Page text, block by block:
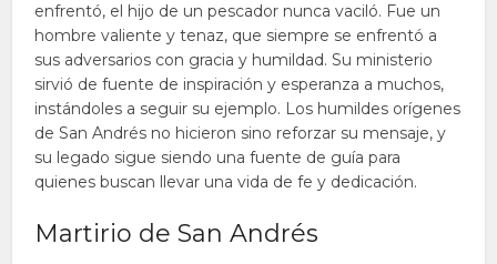
enfrentó, el hijo de un pescador nunca vaciló. Fue un
hombre valiente y tenaz, que siempre se enfrentó a
sus adversarios con gracia y humildad. Su ministerio
sirvió de fuente de inspiración y esperanza a muchos,
instándoles a seguir su ejemplo. Los humildes orígenes
de San Andrés no hicieron sino reforzar su mensaje, y
su legado sigue siendo una fuente de guía para
quienes buscan llevar una vida de fe y dedicación.
Martirio de San Andrés